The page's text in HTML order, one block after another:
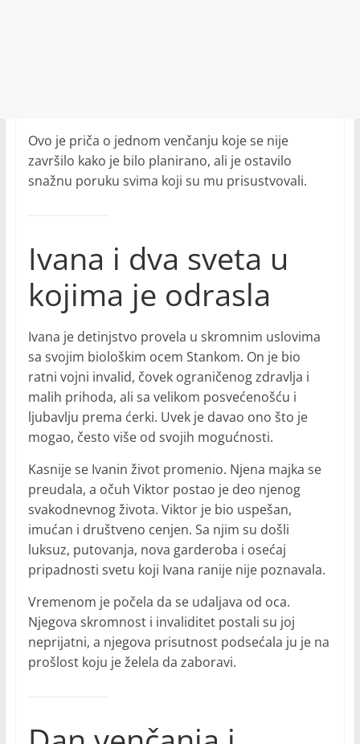
Ovo je priča o jednom venčanju koje se nije
završilo kako je bilo planirano, ali je ostavilo
snažnu poruku svima koji su mu prisustvovali.
Ivana i dva sveta u
kojima je odrasla
Ivana je detinjstvo provela u skromnim uslovima
sa svojim biološkim ocem Stankom. On je bio
ratni vojni invalid, čovek ograničenog zdravlja i
malih prihoda, ali sa velikom posvećenošću i
ljubavlju prema ćerki. Uvek je davao ono što je
mogao, često više od svojih mogućnosti.
Kasnije se Ivanin život promenio. Njena majka se
preudala, a očuh Viktor postao je deo njenog
svakodnevnog života. Viktor je bio uspešan,
imućan i društveno cenjen. Sa njim su došli
luksuz, putovanja, nova garderoba i osećaj
pripadnosti svetu koji Ivana ranije nije poznavala.
Vremenom je počela da se udaljava od oca.
Njegova skromnost i invaliditet postali su joj
neprijatni, a njegova prisutnost podsećala ju je na
prošlost koju je želela da zaboravi.